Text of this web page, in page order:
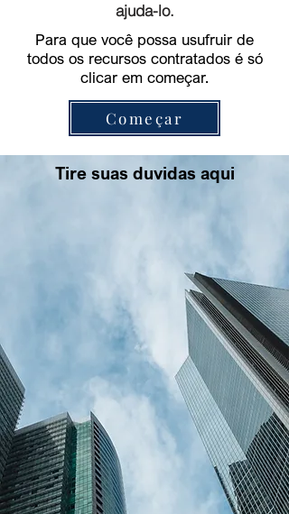
ajuda-lo.
Para que você possa usufruir de
todos os recursos contratados é só
clicar em começar.
Começar
Tire suas duvidas aqui